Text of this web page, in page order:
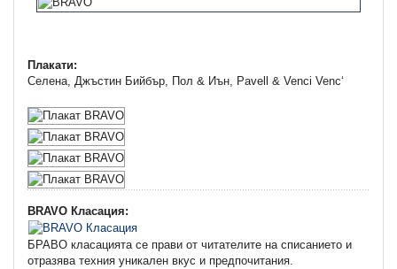
Плакати:
Селена, Джъстин Бийбър, Пол & Иън, Pavell & Venci Venc‘
BRAVO Класация:
БРАВО класацията се прави от читателите на списанието и
отразява техния уникален вкус и предпочитания.